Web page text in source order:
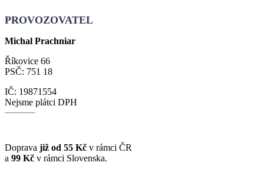
PROVOZOVATEL
Michal Prachniar
Říkovice 66
PSČ: 751 18
IČ: 19871554
Nejsme plátci DPH
Doprava již od 55 Kč v rámci ČR
a 99 Kč v rámci Slovenska.